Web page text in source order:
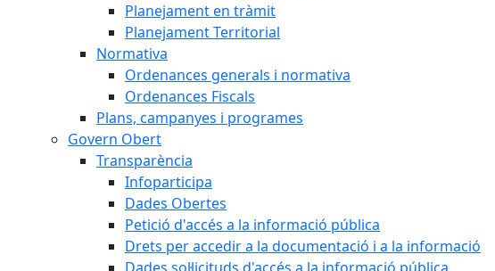
Planejament en tràmit
Planejament Territorial
Normativa
Ordenances generals i normativa
Ordenances Fiscals
Plans, campanyes i programes
Govern Obert
Transparència
Infoparticipa
Dades Obertes
Petició d'accés a la informació pública
Drets per accedir a la documentació i a la informació